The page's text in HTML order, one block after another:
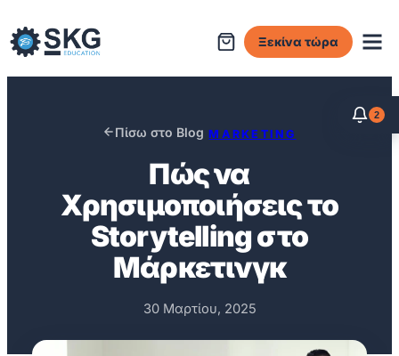
στο
περιεχόμενο
Ξεκίνα τώρα
Πίσω στο Blog MARKETING
Πώς να
Χρησιμοποιήσεις το
Storytelling στο
Μάρκετινγκ
30 Μαρτίου, 2025
2